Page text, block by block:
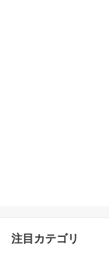
注目カテゴリ